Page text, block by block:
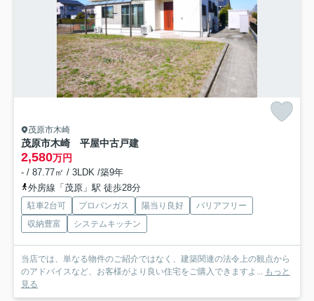
茂原市木崎
茂原市木崎 平屋中古戸建
2,580万円
- / 87.77㎡ / 3LDK /築9年
外房線「茂原」駅 徒歩28分
駐車2台可 プロパンガス 陽当り良好
バリアフリー
収納豊富
システムキッチン
当店では、単なる物件のご紹介ではなく、建築関連の法令上の観点から
のアドバイスなど、お客様がより良い住宅をご購入できますよ...
もっと
見る